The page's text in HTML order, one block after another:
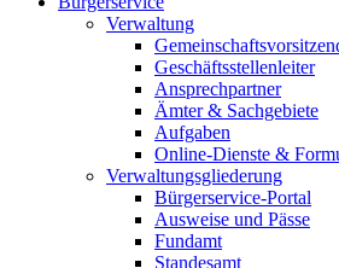
Verwaltung
Geschäftsstellenleiter
Ansprechpartner
Ämter & Sachgebiete
Aufgaben
Online-Dienste &
Verwaltungsgliederung
Bürgerservice-Portal
Ausweise und Pässe
Fundamt
Standesamt